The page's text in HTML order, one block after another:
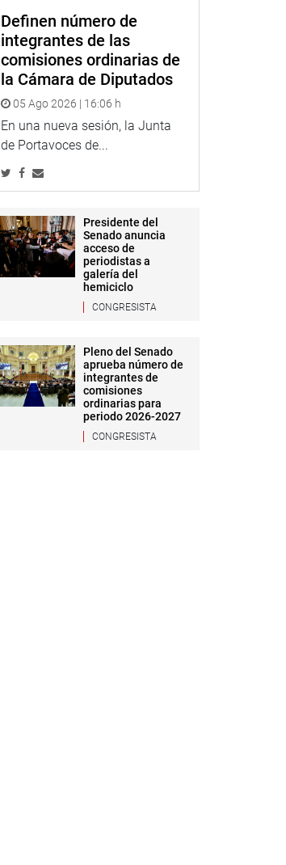
Definen número de
integrantes de las
comisiones ordinarias de
la Cámara de Diputados
05 Ago 2026 | 16:06 h
En una nueva sesión, la Junta
de Portavoces de...
Presidente del
Senado anuncia
acceso de
periodistas a
galería del
hemiciclo
CONGRESISTA
Pleno del Senado
aprueba número de
integrantes de
comisiones
ordinarias para
periodo 2026-2027
CONGRESISTA